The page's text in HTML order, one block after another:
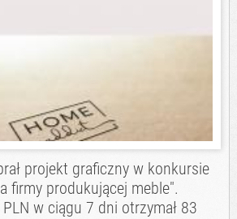
projekt graficzny w konkursie
firmy produkującej meble".
w ciągu 7 dni otrzymał 83